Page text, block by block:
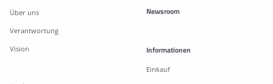
Über uns
Verantwortung
Vision
Newsroom
Informationen
Einkauf